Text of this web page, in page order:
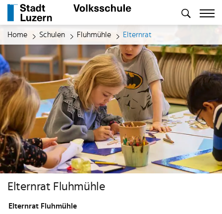
zur Startseite
Direkt zur Hauptnavigation
Direkt zum Inhalt
Direkt zur Suche
Direkt zum Stichwortverzeichnis
Kopfzeile
Inhalt
Home Schulen Fluhmühle Elternrat
Elternrat Fluhmühle
Elternrat Fluhmühle